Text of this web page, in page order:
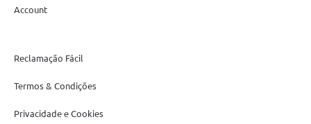
Account
Reclamação Fácil
Termos & Condições
Privacidade e Cookies